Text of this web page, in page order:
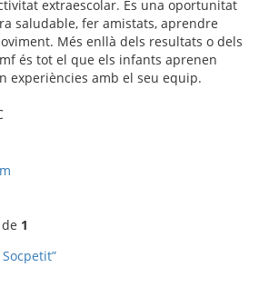
extraescolar. És una oportunitat
saludable, fer amistats, aprendre
Més enllà dels resultats o dels
és tot el que els infants aprenen
experiències amb el seu equip.
de 1